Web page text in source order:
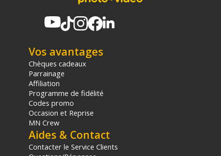
sur les produits de moins de 1m et moins de 20Kg.
sur le prix TTC en €, les points seront effectivement calculés dans le
Vos avantages
Chèques cadeaux
Parrainage
Affiliation
Programme de fidélité
Codes promo
Occasion et Reprise
MN Crew
Aides & Contact
Contacter le Service Clients